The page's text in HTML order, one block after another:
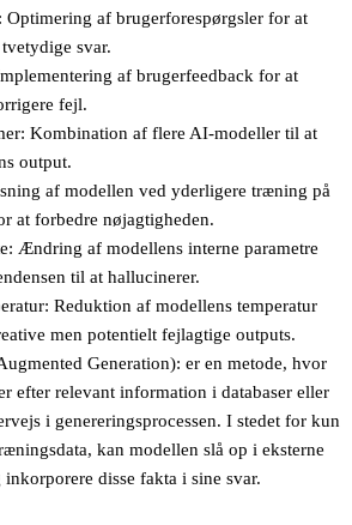
Optimering af brugerforespørgsler for at
svar.
af brugerfeedback for at
fejl.
Kombination af flere AI-modeller til at
output.
af modellen ved yderligere træning på
at forbedre nøjagtigheden.
Ændring af modellens interne parametre
til at hallucinerer.
Reduktion af modellens temperatur
men potentielt fejlagtige outputs.
Generation): er en metode, hvor
efter relevant information i databaser eller
i genereringsprocessen. I stedet for kun
kan modellen slå op i eksterne
disse fakta i sine svar.